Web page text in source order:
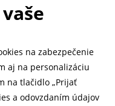
obchádzať
pravého obalu.
produkty,
dostupné, čo
vlastníka
na zabezpečenie
aj na personalizáciu
na tlačidlo „Prijať
a odovzdaním údajov